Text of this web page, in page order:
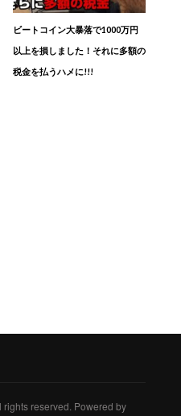
ビートコイン大暴落で1000万円
以上を損しました！それに多額の
税金を払うハメに!!!
reserved. Powered by